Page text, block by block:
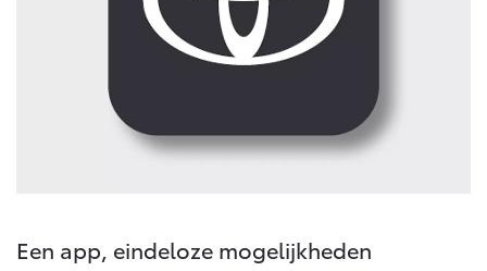
Een app, eindeloze mogelijkheden